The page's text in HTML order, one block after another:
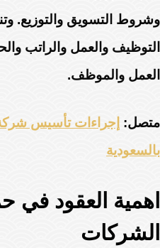
وشروط التسويق والتوزيع.
التوظيف والعمل والراتب
العمل والموظف.
متصل: إجراءات تأسيس
بالسعودية
اهمية العقود في
الشركات